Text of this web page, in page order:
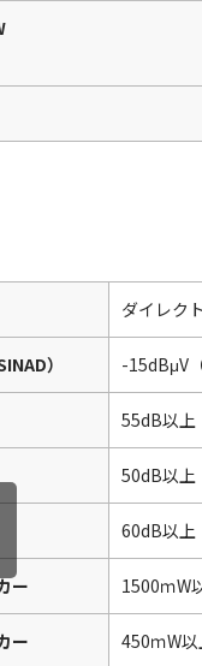
ダイレク
） -15dBμV
55dB以上
50dB以上
60dB以上
ー 1500ｍW
ー 450ｍW